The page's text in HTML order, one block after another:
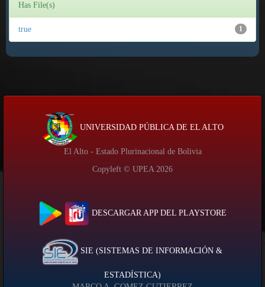
Has File(s)
1
true
UNIVERSIDAD PÚBLICA DE EL ALTO
El Alto - Estado Plurinacional de Bolivia
Copyleft © UPEA 2026
DESCARGAR APP DEL PLAYSTORE
SIE (SISTEMAS DE INFORMACIÓN &
ESTADÍSTICA)